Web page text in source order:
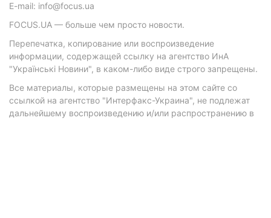
E-mail: info@focus.ua
FOCUS.UA — больше чем просто новости.
Перепечатка, копирование или воспроизведение
информации, содержащей ссылку на агентство ИнА
"Українські Новини", в каком-либо виде строго запрещены.
Все материалы, которые размещены на этом сайте со
ссылкой на агентство "Интерфакс-Украина", не подлежат
дальнейшему воспроизведению и/или распространению в